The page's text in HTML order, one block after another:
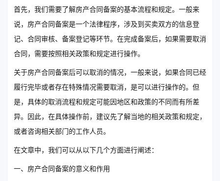
首先，我们需要了解房产合同备案的基本流程和规定。一般来
说，房产合同备案是一个法律程序，涉及到买卖双方的信息登
记、合同审核、备案登记等环节。在完成备案后，如果需要取消
合同，需要按照相关政策和规定进行操作。
关于房产合同备案后可以取消的情况，一般来说，如果合同已经
履行完毕或者存在特殊情况需要取消，是可以进行操作的。但
是，具体的取消流程和规定可能因地区和政策的不同而有所差
异。因此，在具体操作前，建议先了解当地的相关政策和规定，
或者咨询相关部门的工作人员。
在文章中，我们可以从以下几个方面进行阐述：
一、房产合同备案的意义和作用